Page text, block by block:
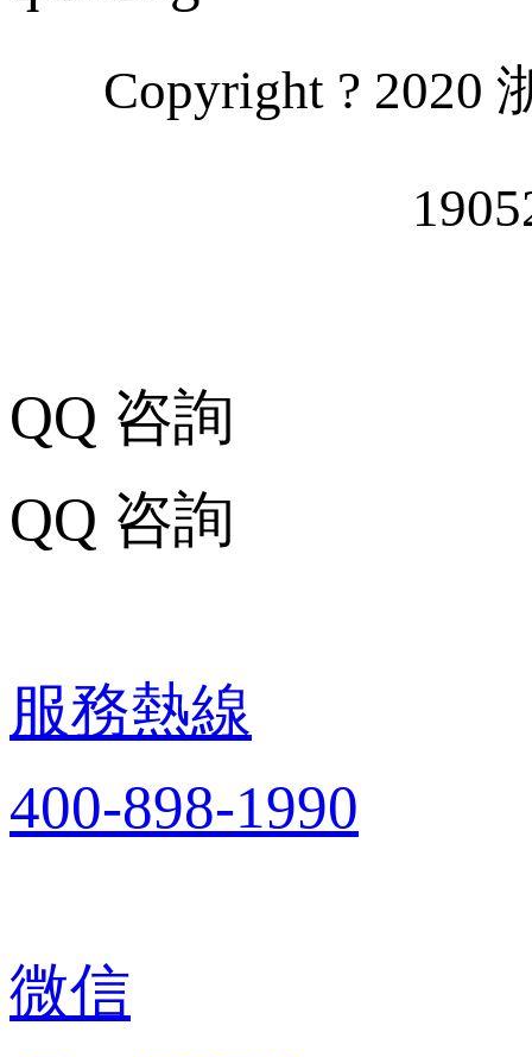
Copyright ?
QQ 咨詢
QQ 咨詢
服務熱線
400-898-1990
微信